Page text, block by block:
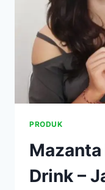
PRODUK
Drink –